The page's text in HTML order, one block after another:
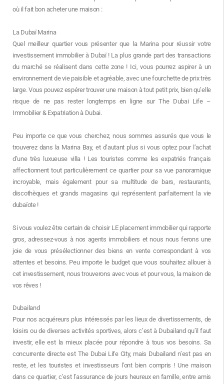
où il fait bon acheter une maison :
La Dubaï Marina
Quel meilleur quartier vous présenter que la Marina pour réussir votre
investissement immobilier à Dubaï ! La plus grande part des transactions
du marché se réalisent dans cette zone ! Ici, vous pourrez aspirer à un
environnement de vie paisible et agréable, avec une fourchette de prix très
large. Vous pouvez espérer trouver une maison à tout petit prix, bien qu’elle
risque de ne pas rester longtemps en ligne sur The Dubai Life –
Immobilier & Expatriation à Dubai.
Peu importe ce que vous cherchez, nous sommes assurés que vous le
trouverez dans la Marina Bay, et d’autant plus si vous optez pour l’achat
d’une très luxueuse villa ! Les touristes comme les expatriés français
affectionnent tout particulièrement ce quartier pour sa vue panoramique
incroyable, mais également pour sa multitude de bars, restaurants,
discothèques et grands magasins qui représentent parfaitement la vie
dubaïote !
Si vous voulez être certain de choisir LE placement immobilier qui rapporte
gros, adressez-vous à nos agents immobiliers et nous nous ferons une
joie de vous présélectionner des biens en vente correspondant à vos
attentes et besoins. Peu importe le budget que vous souhaitez allouer à
cet investissement, nous trouverons avec vous et pour vous, la maison de
vos rêves !
Dubailand
Pour nos acquéreurs plus intéressés par les lieux de divertissements, de
loisirs ou de diverses activités sportives, alors c’est à Dubailand qu’il faut
investir, elle est la mieux placée pour répondre à tous vos besoins. Sa
concurrente directe est The Dubai Life City, mais Dubailand n’est pas en
reste, et les touristes et investisseurs l’ont bien compris ! Une maison
dans ce quartier, c’est l’assurance de jours heureux en famille, entre amis